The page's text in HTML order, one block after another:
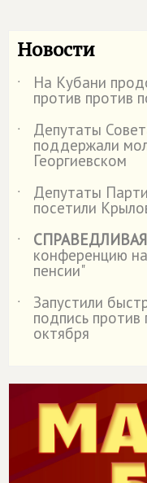
Новости
˙ На Кубани
против против
˙
Депутаты
поддержали
Георгиевском
˙
Депутаты
посетили
˙
конференцию
пенсии"
˙
Запустили
подпись
октября